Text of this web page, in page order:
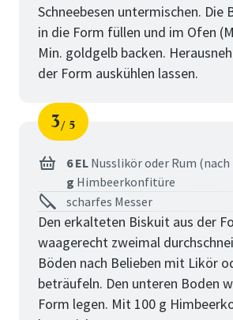
Schneebesen untermischen. Die
in die Form füllen und im Ofen
Min. goldgelb backen.
der Form auskühlen lassen.
Schritt
3
von
5
6 EL Nusslikör oder Rum
g Himbeerkonfitüre
scharfes Messer
Den erkalteten Biskuit aus der
waagerecht zweimal
Böden nach Belieben mit Likör
beträufeln. Den unteren Boden
Form legen. Mit 100 g